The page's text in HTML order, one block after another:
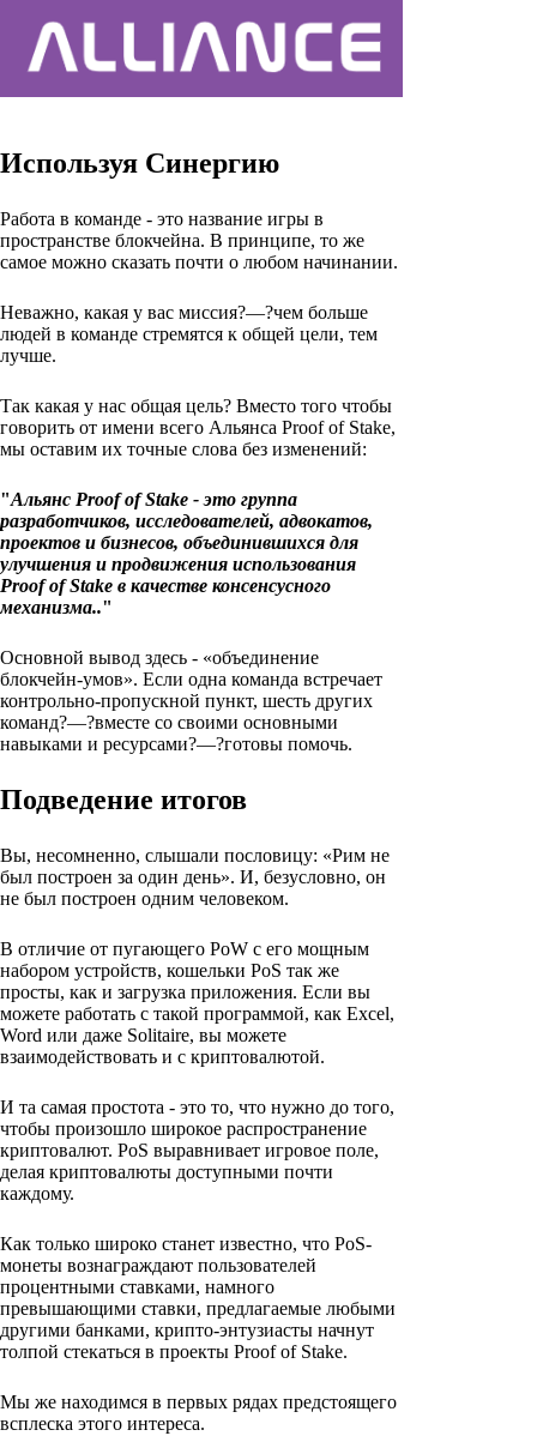
Используя Синергию
Работа в команде - это название игры в
пространстве блокчейна. В принципе, то же
самое можно сказать почти о любом начинании.
Неважно, какая у вас миссия?—?чем больше
людей в команде стремятся к общей цели, тем
лучше.
Так какая у нас общая цель? Вместо того чтобы
говорить от имени всего Альянса Proof of Stake,
мы оставим их точные слова без изменений:
"Альянс Proof of Stake - это группа
разработчиков, исследователей, адвокатов,
проектов и бизнесов, объединившихся для
улучшения и продвижения использования
Proof of Stake в качестве консенсусного
механизма.."
Основной вывод здесь - «объединение
блокчейн-умов». Если одна команда встречает
контрольно-пропускной пункт, шесть других
команд?—?вместе со своими основными
навыками и ресурсами?—?готовы помочь.
Подведение итогов
Вы, несомненно, слышали пословицу: «Рим не
был построен за один день». И, безусловно, он
не был построен одним человеком.
В отличие от пугающего PoW с его мощным
набором устройств, кошельки PoS так же
просты, как и загрузка приложения. Если вы
можете работать с такой программой, как Excel,
Word или даже Solitaire, вы можете
взаимодействовать и с криптовалютой.
И та самая простота - это то, что нужно до того,
чтобы произошло широкое распространение
криптовалют. PoS выравнивает игровое поле,
делая криптовалюты доступными почти
каждому.
Как только широко станет известно, что PoS-
монеты вознаграждают пользователей
процентными ставками, намного
превышающими ставки, предлагаемые любыми
другими банками, крипто-энтузиасты начнут
толпой стекаться в проекты Proof of Stake.
Мы же находимся в первых рядах предстоящего
всплеска этого интереса.